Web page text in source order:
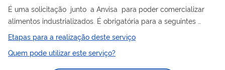
É uma solicitação junto a Anvisa para poder comercializar
alimentos industrializados. É obrigatória para a seguintes
categorias de alimentos (conforme estabelecido no Anexo II
da RDC nº 27/2010 ): Novos alimentos e novos ingredientes (
Resolução nº 16/1999 e Resolução nº 17/1999 ) Alimentos com
Etapas para a realização deste serviço
Quem pode utilizar este serviço?